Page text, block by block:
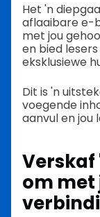
Het 'n
aflaaibare e-
met jou
en bied
eksklusiewe
Dit is 'n
voegende
aanvul en jou
om met